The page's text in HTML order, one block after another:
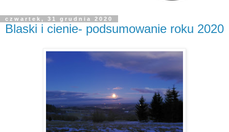
czwartek, 31 grudnia 2020
Blaski i cienie- podsumowanie roku 2020